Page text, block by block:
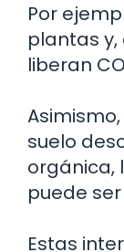
Por
plantas
liberan
suelo
orgánica,
puede
Estas